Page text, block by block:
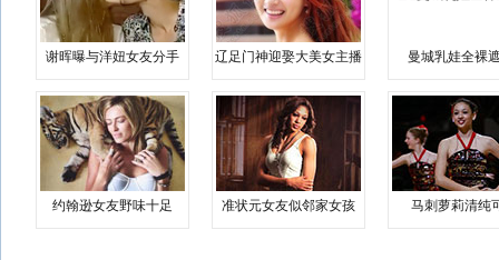
谢晖曝与洋妞女友分手 辽足门神迎娶大美女主播 曼城乳娃全裸
约翰逊女友野味十足 准状元女友似邻家女孩 马刺萝莉清纯